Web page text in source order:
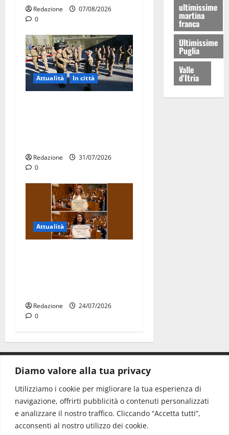
Diamo valore alla tua privacy
Utilizziamo i cookie per migliorare la tua esperienza di
navigazione, offrirti pubblicità o contenuti personalizzati
e analizzare il nostro traffico. Cliccando “Accetta tutti”,
acconsenti al nostro utilizzo dei cookie.
Redazione
07/08/2026
0
Attualità In città
Redazione
31/07/2026
0
Attualità
Redazione
24/07/2026
0
ultimissime
martina
franca
Ultimissime
Puglia
Valle
d'Itria
CONTATTI.
Redazione: redazione@www.martinasera.it
Direttore:direttore@www.martinasera.it
Info & Commerciale:info@www.martinasera.it